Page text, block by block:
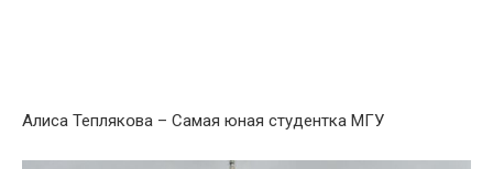
Алиса Теплякօва – Самая юная студентка МГУ